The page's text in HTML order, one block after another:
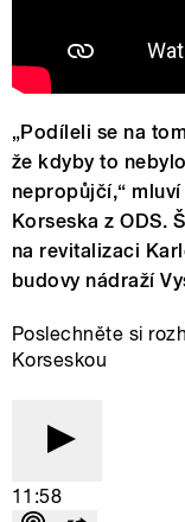
„Podíleli se na
že kdyby to
nepropůjčí,“
Korseska z ODS.
na revitalizaci
budovy nádraží
Poslechněte si
Korseskou
11:58